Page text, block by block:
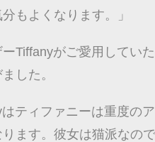
分もよくなります。」
ーTiffanyがご愛用してい
した。
ティファニーは重度の
ます。彼女は猫派なの